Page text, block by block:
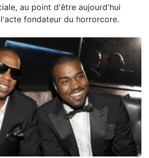
au point d'être aujourd'hui
fondateur du horrorcore.